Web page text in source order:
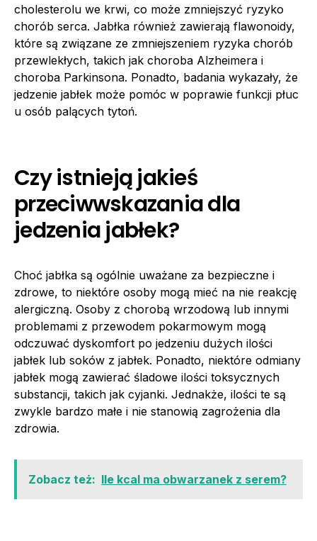
cholesterolu we krwi, co może zmniejszyć ryzyko
chorób serca. Jabłka również zawierają flawonoidy,
które są związane ze zmniejszeniem ryzyka chorób
przewlekłych, takich jak choroba Alzheimera i
choroba Parkinsona. Ponadto, badania wykazały, że
jedzenie jabłek może pomóc w poprawie funkcji płuc
u osób palących tytoń.
Czy istnieją jakieś
przeciwwskazania dla
jedzenia jabłek?
Choć jabłka są ogólnie uważane za bezpieczne i
zdrowe, to niektóre osoby mogą mieć na nie reakcję
alergiczną. Osoby z chorobą wrzodową lub innymi
problemami z przewodem pokarmowym mogą
odczuwać dyskomfort po jedzeniu dużych ilości
jabłek lub soków z jabłek. Ponadto, niektóre odmiany
jabłek mogą zawierać śladowe ilości toksycznych
substancji, takich jak cyjanki. Jednakże, ilości te są
zwykle bardzo małe i nie stanowią zagrożenia dla
zdrowia.
Zobacz też: Ile kcal ma obwarzanek z serem?